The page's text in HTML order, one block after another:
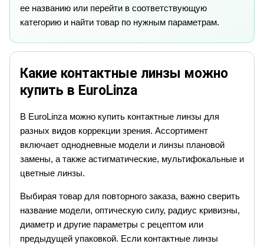
ее названию или перейти в соответствующую
категорию и найти товар по нужным параметрам.
Какие контактные линзы можно
купить в EuroLinza
В EuroLinza можно купить контактные линзы для
разных видов коррекции зрения. Ассортимент
включает однодневные модели и линзы плановой
замены, а также астигматические, мультифокальные и
цветные линзы.
Выбирая товар для повторного заказа, важно сверить
название модели, оптическую силу, радиус кривизны,
диаметр и другие параметры с рецептом или
предыдущей упаковкой. Если контактные линзы